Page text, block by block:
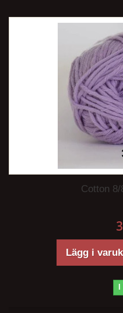
Cotton
Lägg i